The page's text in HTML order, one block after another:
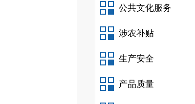
公共文化服务
涉农补贴
生产安全
产品质量